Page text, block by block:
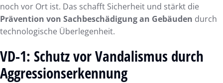
noch vor Ort ist. Das schafft Sicherheit und stärkt die
Prävention von Sachbeschädigung an Gebäuden durch
technologische Überlegenheit.
VD-1: Schutz vor Vandalismus durch
Aggressionserkennung